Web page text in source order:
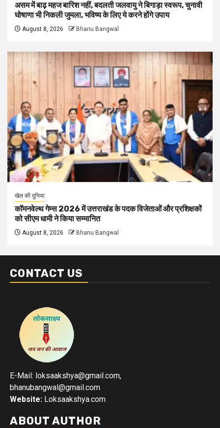
असम में बाढ़ महज बारिश नहीं, बदलती जलवायु ने बिगाड़ा स्वरूप, चुनावी
घोषाणा भी निकली जुमला, भविष्य के लिए ये करने होंगे उपाय
August 8, 2026 Bhanu Bangwal
खेल की दुनिया
कॉमनवेल्थ गेम्स 2026 में उत्तराखंड के पदक विजेताओं और प्रशिक्षकों
को सीएम धामी ने किया सम्मानित
August 8, 2026 Bhanu Bangwal
CONTACT US
E-Mail: loksaakshya@gmail.com,
bhanubangwal@gmail.com
Website: Loksaakshya.com
ABOUT AUTHOR